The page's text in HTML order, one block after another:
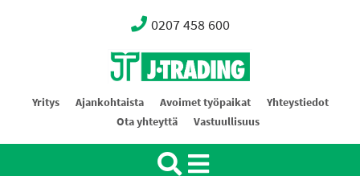
0207 458 600
Oy J-Trading Ab
Yritys Ajankohtaista Avoimet työpaikat
Yhteystiedot
Ota yhteyttä
Vastuullisuus